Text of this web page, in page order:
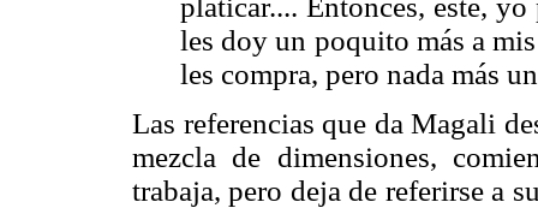
les doy un poquito más a
les compra, pero nada más
Las referencias que da Magali
mezcla de dimensiones,
trabaja, pero deja de referirse a